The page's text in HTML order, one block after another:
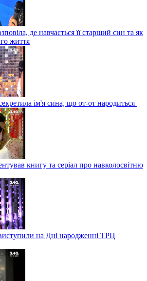
де навчається її старший син та як
життя
ім'я сина, що от-от народиться
книгу та серіал про навколосвітню
на Дні народженні ТРЦ